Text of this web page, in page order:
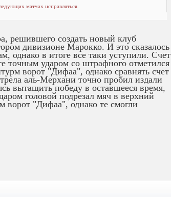
матчах исправляться.
решившего создать новый клуб
дивизионе Марокко. И это сказалось
однако в итоге все таки уступили. Счет
точным ударом со штрафного отметился
ворот "Дифаа", однако сравнять счет
аль-Мерхани точно пробил издали
вытащить победу в оставшееся время,
головой подрезал мяч в верхний
ворот "Дифаа", однако те смогли